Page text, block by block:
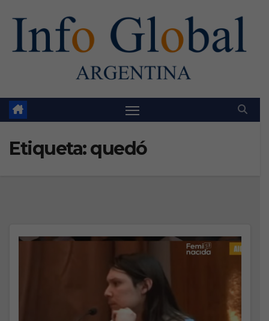
Etiqueta:quedó